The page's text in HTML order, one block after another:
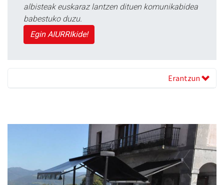
albisteak euskaraz lantzen dituen komunikabidea
babestuko duzu.
Egin AIURRIkide!
Erantzun